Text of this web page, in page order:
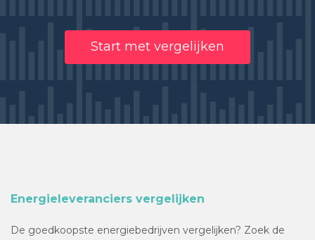
Start met vergelijken
Energieleveranciers vergelijken
De goedkoopste energiebedrijven vergelijken? Zoek de